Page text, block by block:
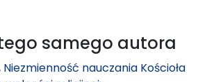
samego autora
Niezmienność nauczania Kościoła